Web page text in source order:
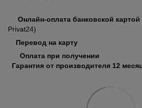
Онлайн-оплата банковской картой
Privat24)
Перевод на карту
Оплата при получении
Гарантия от производителя 12